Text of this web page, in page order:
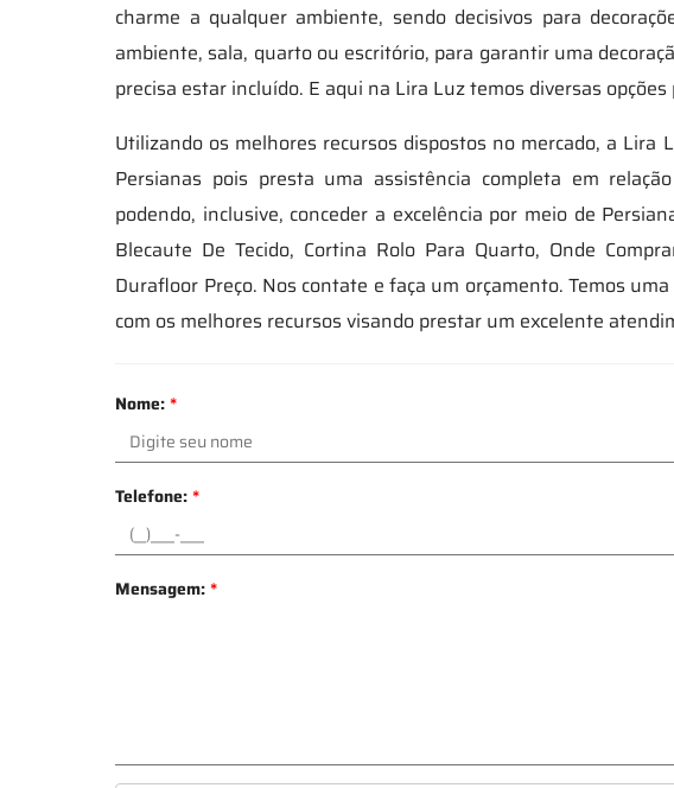
charme a qualquer ambiente, sendo decisivos para
ambiente, sala, quarto ou escritório, para garantir uma
precisa estar incluído. E aqui na Lira Luz temos diversas opções
Utilizando os melhores recursos dispostos no mercado, a Lira
Persianas pois presta uma assistência completa em
podendo, inclusive, conceder a excelência por meio de
Blecaute De Tecido, Cortina Rolo Para Quarto, Onde
Durafloor Preço. Nos contate e faça um orçamento. Temos
com os melhores recursos visando prestar um excelente
Nome:*
Telefone:*
Mensagem:*